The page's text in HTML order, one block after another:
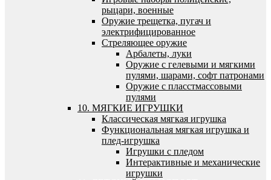
рыцари, военные
Оружие трещетка, пугач и
электрифицированное
Стреляющее оружие
Арбалеты, луки
Оружие с гелевыми и мягкими
пулями, шарами, софт патронами
Оружие с пласстмассовыми
пулями
10. МЯГКИЕ ИГРУШКИ
Классическая мягкая игрушка
Функциональная мягкая игрушка и
плед-игрушка
Игрушки с пледом
Интерактивные и механические
игрушки